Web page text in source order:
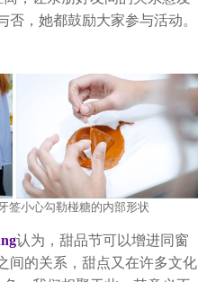
否，她都鼓励大家参与活动。
签小心勾勒椪糖的内部形状
认为，甜品节可以增进同窗
间的关系，甜点又在许多文化